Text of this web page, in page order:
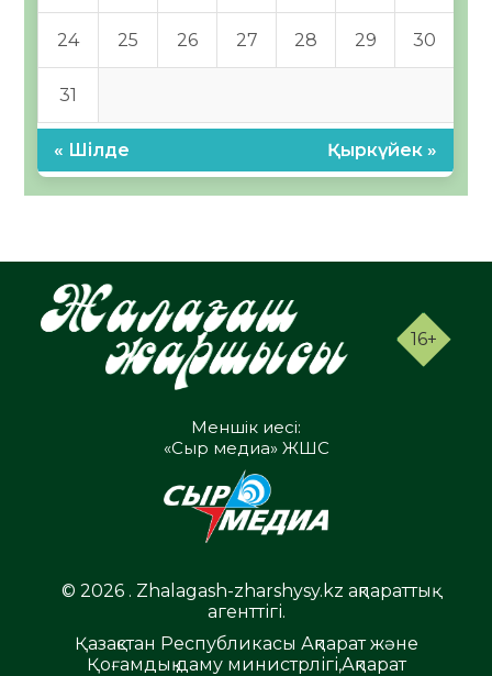
24 25 26 27 28 29 30
31
« Шілде Қыркүйек »
16+
Меншік иесі:
«Сыр медиа» ЖШС
© 2026 . Zhalagash-zharshysy.kz ақпараттық
агенттігі.
Қазақстан Республикасы Ақпарат және
Қоғамдық даму министрлігі,Ақпарат